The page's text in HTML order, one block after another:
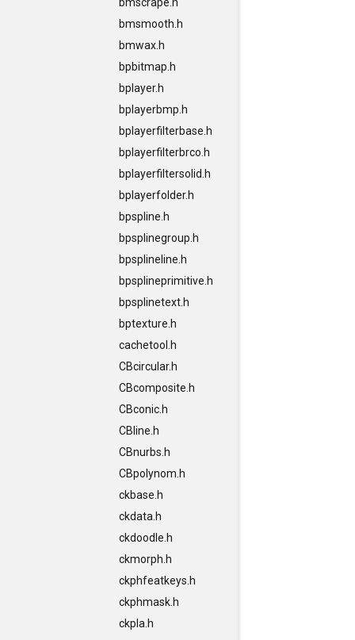
bmsmooth.h
bmwax.h
bpbitmap.h
bplayer.h
bplayerbmp.h
bplayerfilterbase.h
bplayerfilterbrco.h
bplayerfiltersolid.h
bplayerfolder.h
bpspline.h
bpsplinegroup.h
bpsplineline.h
bpsplineprimitive.h
bpsplinetext.h
bptexture.h
cachetool.h
CBcircular.h
CBcomposite.h
CBconic.h
CBline.h
CBnurbs.h
CBpolynom.h
ckbase.h
ckdata.h
ckdoodle.h
ckmorph.h
ckphfeatkeys.h
ckphmask.h
ckpla.h